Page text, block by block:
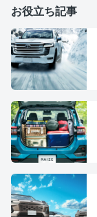
お役立ち記事